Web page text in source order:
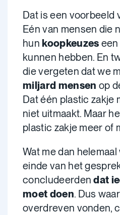
Dat is een voorbeeld
Eén van mensen die
hunkoopkeuzes
kunnen hebben. En
die vergeten dat we
miljard mensen op
Dat één plastic zakje
niet uitmaakt. Maar
plastic zakje meer of
Wat me dan
einde van het
concludeerdendat
moet doen. Dus
overdreven vonden,